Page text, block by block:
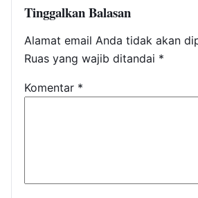
Tinggalkan Balasan
Alamat email Anda tidak akan
Ruas yang wajib ditandai *
Komentar *